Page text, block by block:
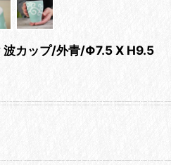
波カップ/外青/Φ7.5 X H9.5